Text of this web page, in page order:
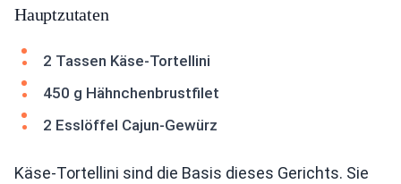
Hauptzutaten
2 Tassen Käse-Tortellini
450 g Hähnchenbrustfilet
2 Esslöffel Cajun-Gewürz
Käse-Tortellini sind die Basis dieses Gerichts. Sie